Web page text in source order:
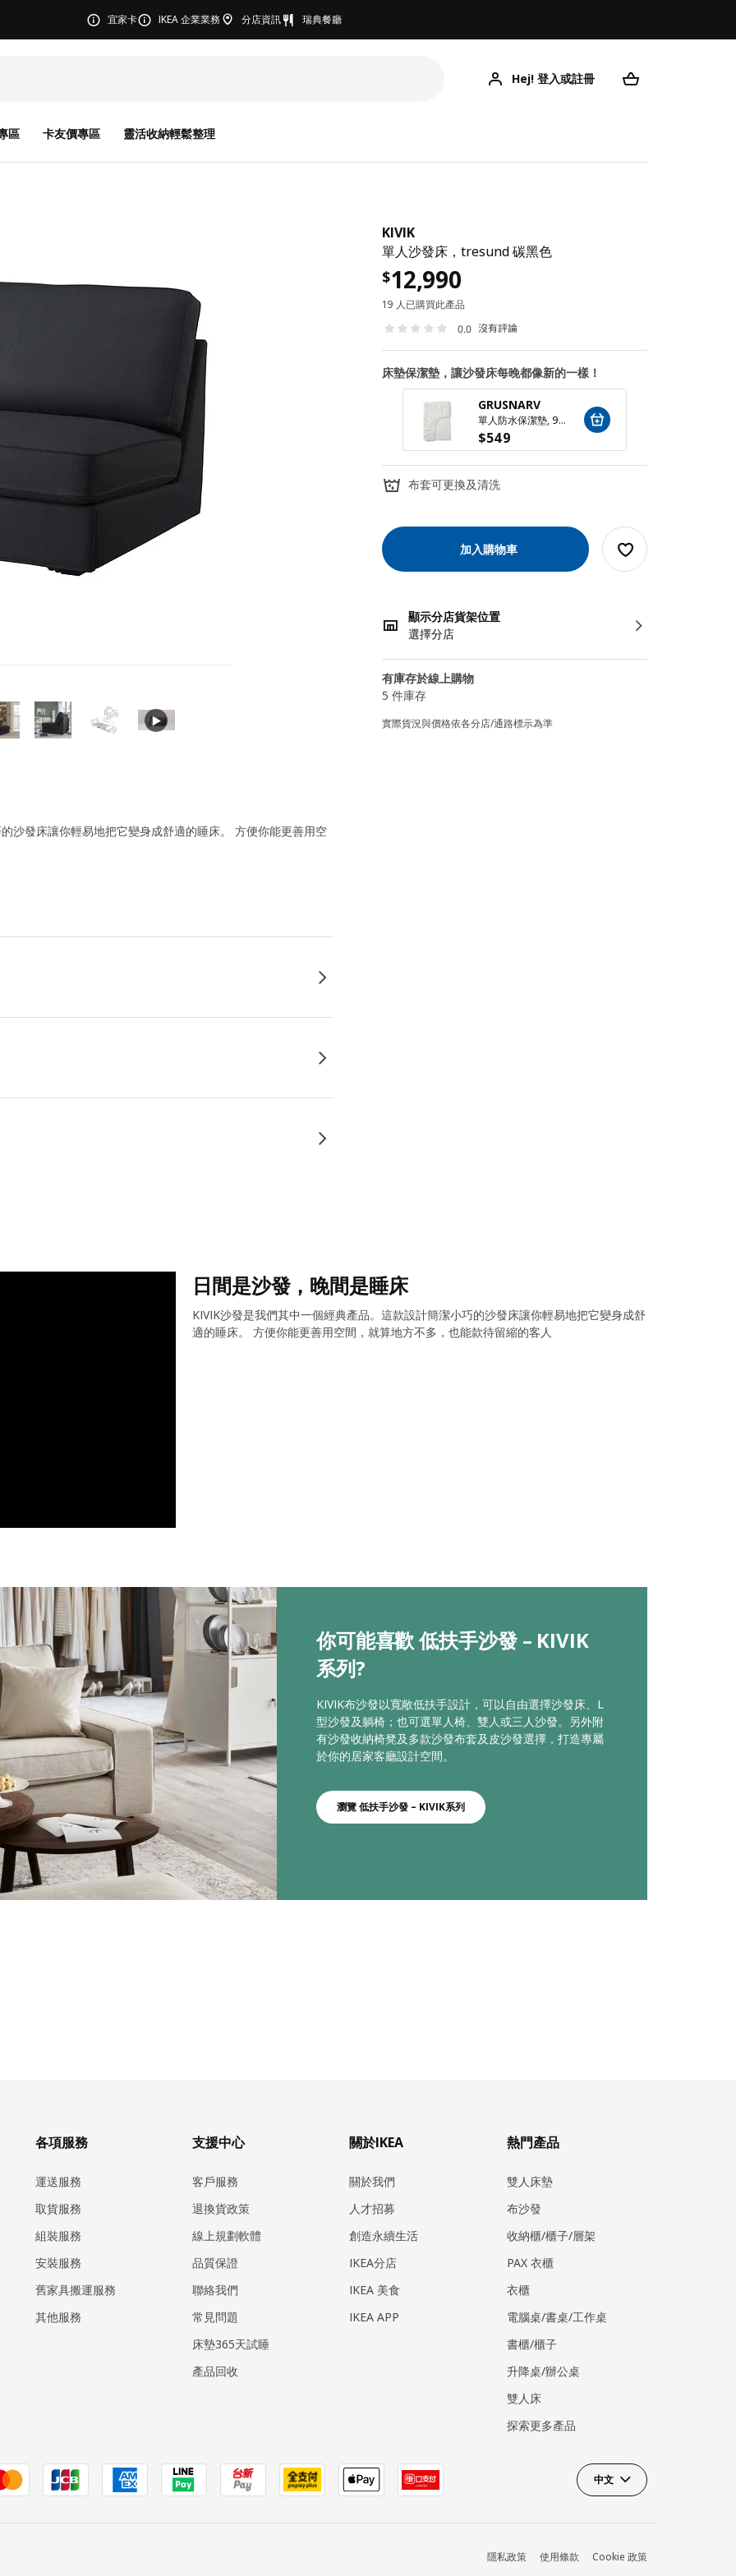
宜家卡 IKEA 企業業務 分店資訊 瑞典餐廳
Hej! 登入或註冊
區 卡友價專區 靈活收納輕鬆整理
KIVIK
單人沙發床，tresund 碳黑色
$12,990
19 人已購買此產品
0.0 沒有評論
床墊保潔墊，讓沙發床每晚都像新的一樣！
GRUSNARV
單人防水保潔墊, 90x200 公分
$549
布套可更換及清洗
加入購物車
顯示分店貨架位置
選擇分店
有庫存於線上購物
5 件庫存
實際貨況與價格依各分店/通路標示為準
沙發床讓你輕易地把它變身成舒適的睡床。 方便你能更善用空
日間是沙發，晚間是睡床
KIVIK沙發是我們其中一個經典產品。這款設計簡潔小巧的沙發床讓你輕易地把它變身成舒
適的睡床。 方便你能更善用空間，就算地方不多，也能款待留縮的客人
你可能喜歡 低扶手沙發 – KIVIK
系列?
KIVIK布沙發以寬敞低扶手設計，可以自由選擇沙發床、L
型沙發及躺椅；也可選單人椅、雙人或三人沙發。另外附
有沙發收納椅凳及多款沙發布套及皮沙發選擇，打造專屬
於你的居家客廳設計空間。
瀏覽 低扶手沙發 – KIVIK系列
各項服務
運送服務
取貨服務
組裝服務
安裝服務
​舊家具搬運服務
其他服務
支援中心
客戶服務
退換貨政策
線上規劃軟體
品質保證
聯絡我們
常見問題
床墊365天試睡
產品回收
關於IKEA
關於我們
人才招募
創造永續生活
IKEA分店
IKEA 美食
IKEA APP
熱門產品
雙人床墊
布沙發
收納櫃/櫃子/層架
PAX 衣櫃
衣櫃
電腦桌/書桌/工作桌
書櫃/櫃子
升降桌/辦公桌
雙人床
探索更多產品
中文
隱私政策 使用條款 Cookie 政策